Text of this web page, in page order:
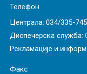
Телефон
Централа: 034/335-745
Диспечерска служба:
Рекламације и
Факс